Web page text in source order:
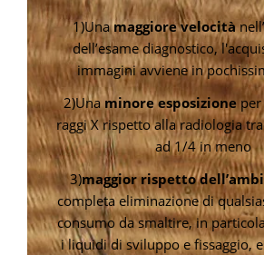
1)Unamaggiore velocità
dell’esame diagnostico,
immagini avviene in
2)Unaminore esposizioneper
raggi X rispetto alla radiologia
ad 1/4 in meno
3)maggior rispetto
completa eliminazione di
consumo da smaltire, in
i liquidi di sviluppo e fissaggio,